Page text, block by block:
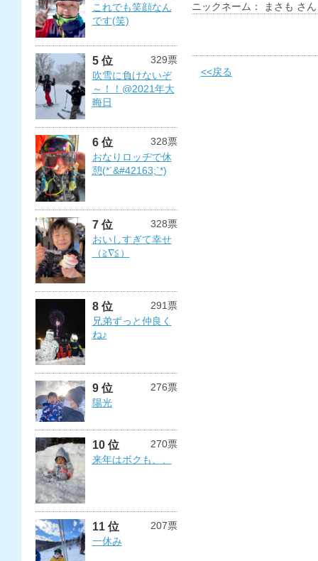
これでも笑顔なん
です(笑)
5 位
329票
吹雪に負けないぞ
～！！@2021年大
晦日
6 位
328票
おなりロッヂで休
憩(*´&#42163;`*)
7 位
328票
おいしすぎて幸せ
（≧∇≦）
8 位
291票
兄弟ずっと仲良く
ね♪
9 位
276票
陽光
10 位
270票
来年はボクも、、
11 位
207票
一休み
ニックネーム： まさも さん
<<戻る